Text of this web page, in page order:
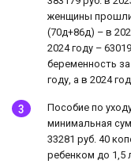
женщины
(70д+86д) – в
2024 году –
беременность
году, а в 2024
Пособие по
минимальная
33281 руб. 40
ребенком до 1,5